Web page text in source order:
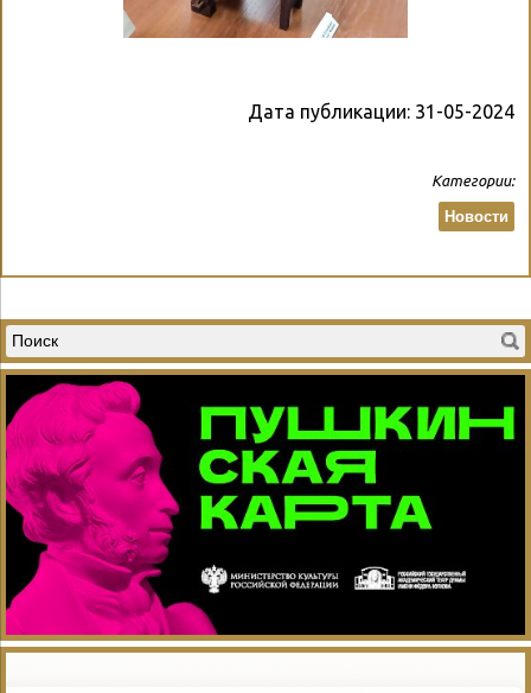
Дата публикации: 31-05-2024
Категории:
Новости